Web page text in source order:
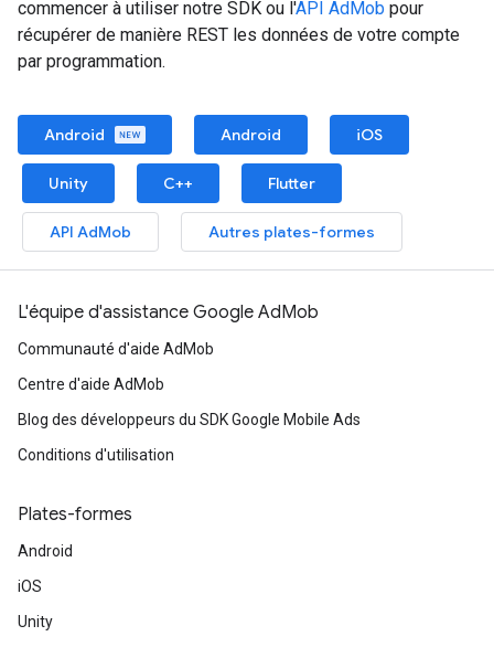
commencer à utiliser notre SDK ou l'API AdMob pour
récupérer de manière REST les données de votre compte
par programmation.
Android Android iOS
Unity C++ Flutter
API AdMob Autres plates-formes
L'équipe d'assistance Google AdMob
Communauté d'aide AdMob
Centre d'aide AdMob
Blog des développeurs du SDK Google Mobile Ads
Conditions d'utilisation
Plates-formes
Android
iOS
Unity